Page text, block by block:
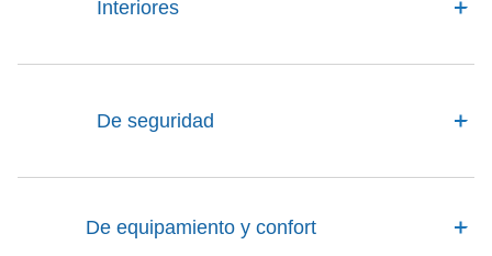
Interiores
De seguridad
De equipamiento y confort